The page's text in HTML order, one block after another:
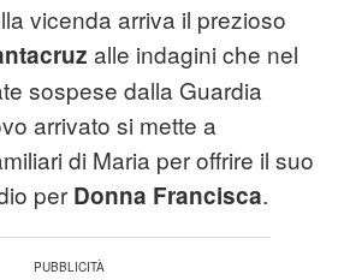
vicenda arriva il prezioso
alle indagini che nel
sospese dalla Guardia
arrivato si mette a
di Maria per offrire il suo
per Donna Francisca.